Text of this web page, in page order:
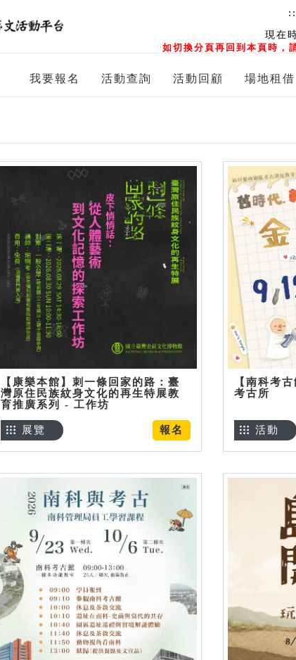
現在
如切換分頁再回到本頁時，
我要報名 活動查詢 活動回顧 場地租借
【康樂本館】刺一條回家的路：臺
灣原住民族紋身文化的再生特展教
育推廣系列 - 工作坊
報名
展覽
【南科考
考古所
活動